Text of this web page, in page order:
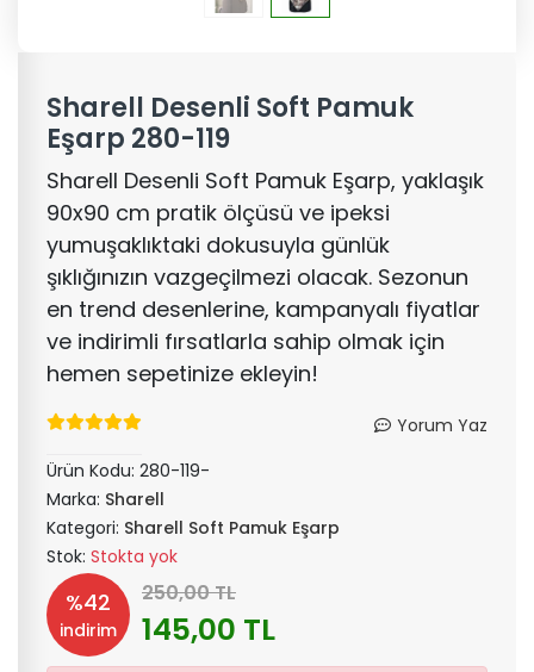
Sharell Desenli Soft Pamuk
Eşarp 280-119
Sharell Desenli Soft Pamuk Eşarp, yaklaşık
90x90 cm pratik ölçüsü ve ipeksi
yumuşaklıktaki dokusuyla günlük
şıklığınızın vazgeçilmezi olacak. Sezonun
en trend desenlerine, kampanyalı fiyatlar
ve indirimli fırsatlarla sahip olmak için
hemen sepetinize ekleyin!
Yorum Yaz
Ürün Kodu: 280-119-
Marka: Sharell
Kategori: Sharell Soft Pamuk Eşarp
Stok: Stokta yok
%42
indirim
250,00 TL
145,00 TL